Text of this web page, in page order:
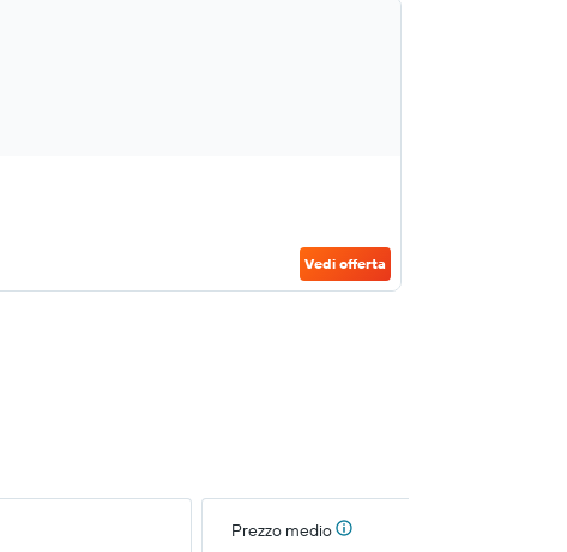
Vedi offerta
Prezzo medio